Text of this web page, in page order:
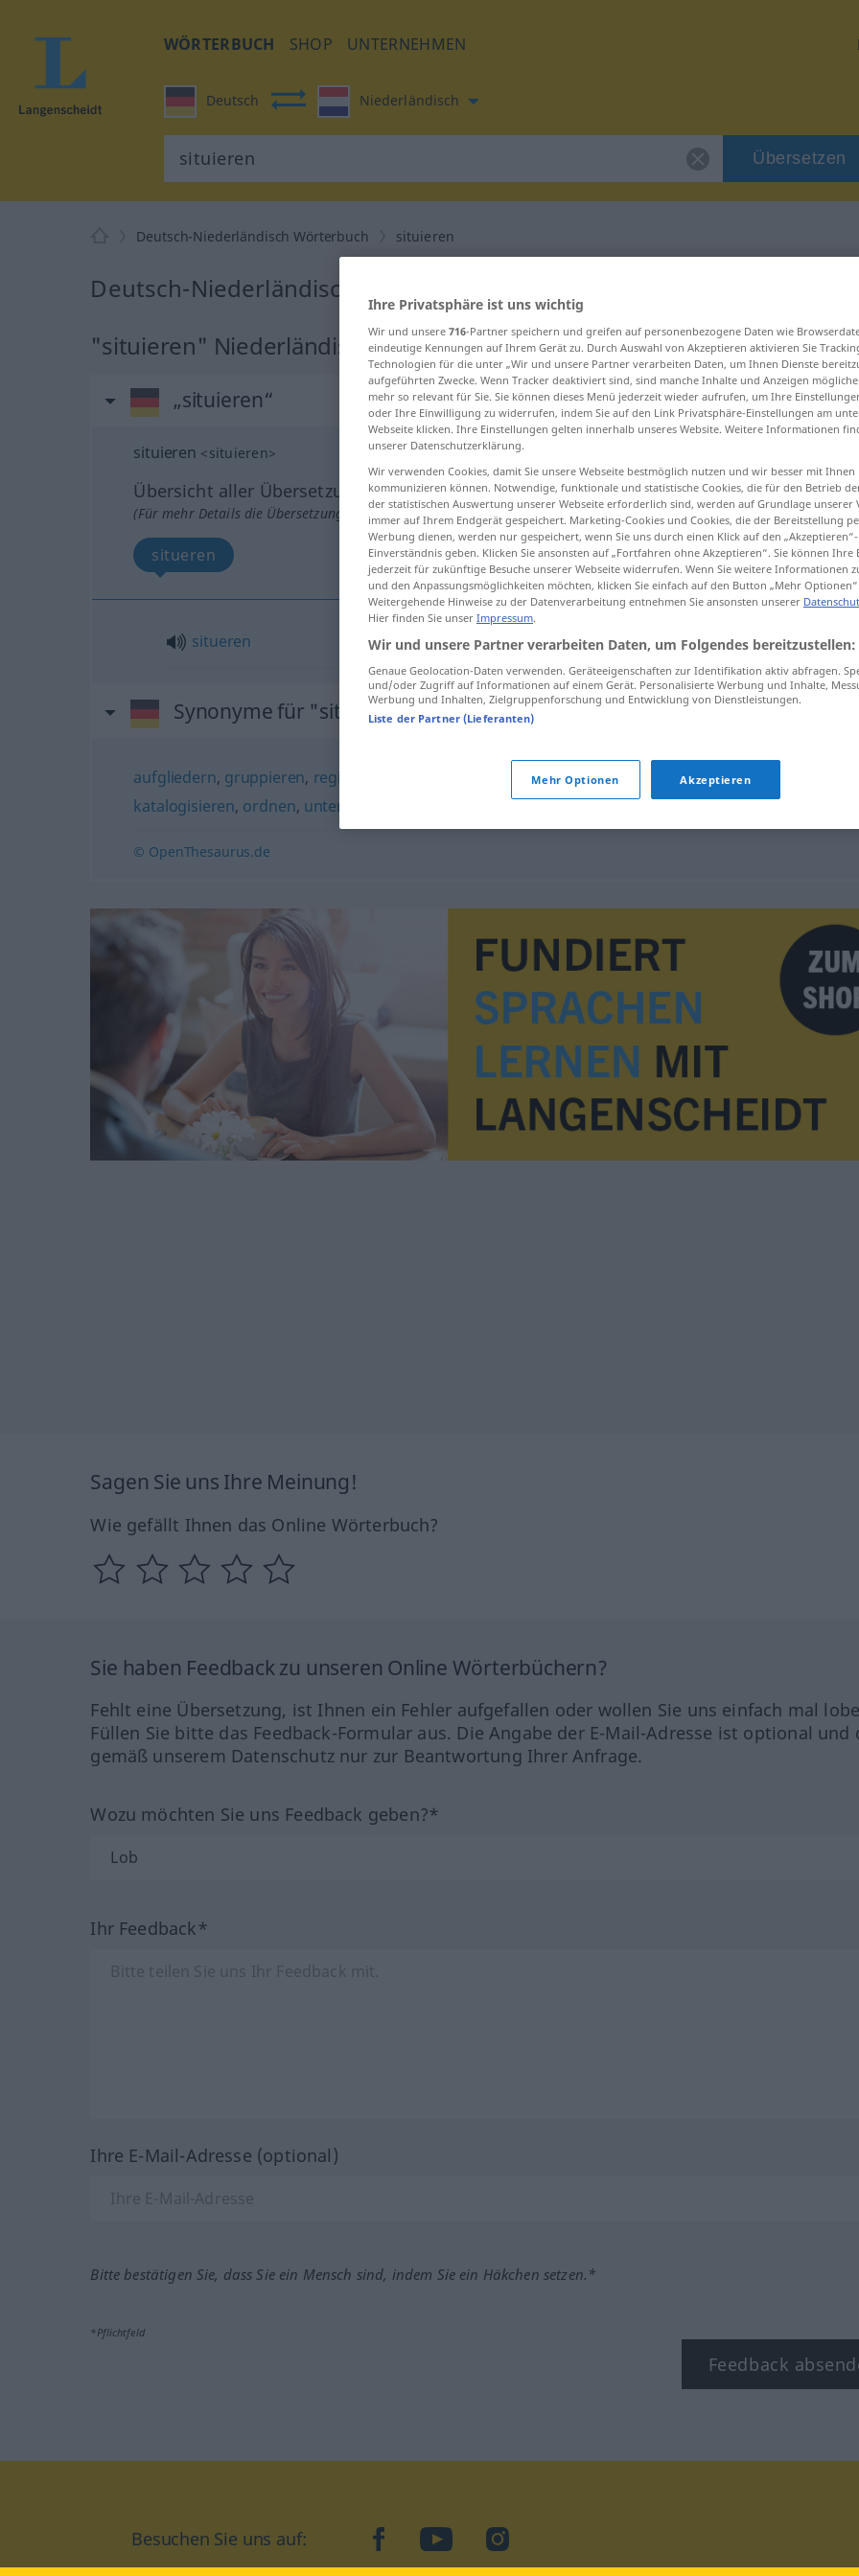
WÖRTERBUCH SHOP UNTERNEHMEN
Deutsch Niederländisch
Übersetzen
Deutsch-Niederländisch Wörterbuch situieren
Deutsch-Niederländisch Übersetzung für "situieren"
"situieren" Niederländisch Übersetzung
„situieren“
situieren <situieren>
Übersicht aller Übersetzungen
(Für mehr Details die Übersetzung anklicken/antippen)
situeren
situeren situieren
Synonyme für "situieren"
aufgliedern, gruppieren, registrieren zusammenstellen erfassen,einordnen
katalogisieren, ordnen, unterteilen
© OpenThesaurus.de
Sagen Sie uns Ihre Meinung!
Wie gefällt Ihnen das Online Wörterbuch?
Sie haben Feedback zu unseren Online Wörterbüchern?
Fehlt eine Übersetzung, ist Ihnen ein Fehler aufgefallen oder wollen Sie uns einfach mal
Füllen Sie bitte das Feedback-Formular aus. Die Angabe der E-Mail-Adresse ist optional und
gemäß unserem Datenschutz nur zur Beantwortung Ihrer Anfrage.
Wozu möchten Sie uns Feedback geben?*
Ihr Feedback*
Ihre E-Mail-Adresse (optional)
Bitte bestätigen Sie, dass Sie ein Mensch sind, indem Sie ein Häkchen setzen.*
*Pflichtfeld
Feedback
Besuchen Sie uns auf: facebookYouTubeInstagram
Ihre Privatsphäre ist uns wichtig
Wir und unsere 716-Partner speichern und greifen auf personenbezogene Daten wie
eindeutige Kennungen auf Ihrem Gerät zu. Durch Auswahl von Akzeptieren aktivieren Sie
Technologien für die unter „Wir und unsere Partner verarbeiten Daten, um Ihnen Dienste
aufgeführten Zwecke. Wenn Tracker deaktiviert sind, sind manche Inhalte und Anzeigen
mehr so relevant für Sie. Sie können dieses Menü jederzeit wieder aufrufen, um Ihre
oder Ihre Einwilligung zu widerrufen, indem Sie auf den Link Privatsphäre-Einstellungen am
Webseite klicken. Ihre Einstellungen gelten innerhalb unseres Website. Weitere Informationen
unserer Datenschutzerklärung.
Wir verwenden Cookies, damit Sie unsere Webseite bestmöglich nutzen und wir besser mit Ihnen
kommunizieren können. Notwendige, funktionale und statistische Cookies, die für den Betrieb
der statistischen Auswertung unserer Webseite erforderlich sind, werden auf Grundlage unserer
immer auf Ihrem Endgerät gespeichert. Marketing-Cookies und Cookies, die der Bereitstellung
Werbung dienen, werden nur gespeichert, wenn Sie uns durch einen Klick auf den
Einverständnis geben. Klicken Sie ansonsten auf „Fortfahren ohne Akzeptieren“. Sie können
jederzeit für zukünftige Besuche unserer Webseite widerrufen. Wenn Sie weitere Informationen
und den Anpassungsmöglichkeiten möchten, klicken Sie einfach auf den Button „Mehr
Weitergehende Hinweise zu der Datenverarbeitung entnehmen Sie ansonsten unserer
Hier finden Sie unser Impressum.
Wir und unsere Partner verarbeiten Daten, um Folgendes bereitzustellen:
Genaue Geolocation-Daten verwenden. Geräteeigenschaften zur Identifikation aktiv abfragen.
und/oder Zugriff auf Informationen auf einem Gerät. Personalisierte Werbung und Inhalte,
Werbung und Inhalten, Zielgruppenforschung und Entwicklung von Dienstleistungen.
Liste der Partner (Lieferanten)
Mehr Optionen Akzeptieren